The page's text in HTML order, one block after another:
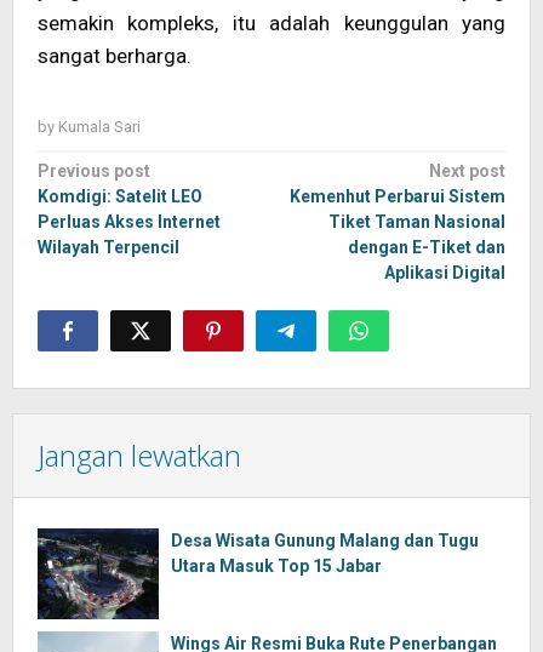
semakin kompleks, itu adalah keunggulan yang
sangat berharga.
by Kumala Sari
Post
navigation
Previous post
Komdigi: Satelit LEO
Perluas Akses Internet
Wilayah Terpencil
Next post
Kemenhut Perbarui Sistem
Tiket Taman Nasional
dengan E-Tiket dan
Aplikasi Digital
Jangan lewatkan
Desa Wisata Gunung Malang dan Tugu
Utara Masuk Top 15 Jabar
Wings Air Resmi Buka Rute Penerbangan